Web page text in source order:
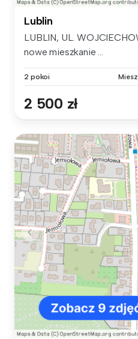
Lublin
LUBLIN, UL.
nowe mieszkanie ...
2 pokoi
2 500 zł